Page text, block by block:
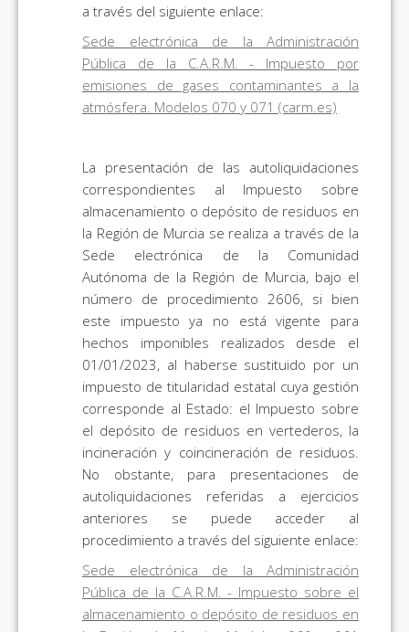
a través del siguiente enlace:
Sede electrónica de la Administración
Pública de la C.A.R.M. - Impuesto por
emisiones de gases contaminantes a la
atmósfera. Modelos 070 y 071 (carm.es)
La presentación de las autoliquidaciones
correspondientes al Impuesto sobre
almacenamiento o depósito de residuos en
la Región de Murcia se realiza a través de la
Sede electrónica de la Comunidad
Autónoma de la Región de Murcia, bajo el
número de procedimiento 2606, si bien
este impuesto ya no está vigente para
hechos imponibles realizados desde el
01/01/2023, al haberse sustituido por un
impuesto de titularidad estatal cuya gestión
corresponde al Estado: el Impuesto sobre
el depósito de residuos en vertederos, la
incineración y coincineración de residuos.
No obstante, para presentaciones de
autoliquidaciones referidas a ejercicios
anteriores se puede acceder al
procedimiento a través del siguiente enlace:
Sede electrónica de la Administración
Pública de la C.A.R.M. - Impuesto sobre el
almacenamiento o depósito de residuos en